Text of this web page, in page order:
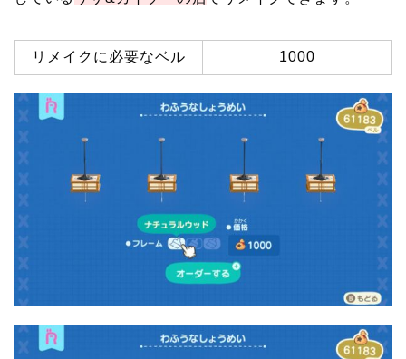
リメイクに必要なベル 1000